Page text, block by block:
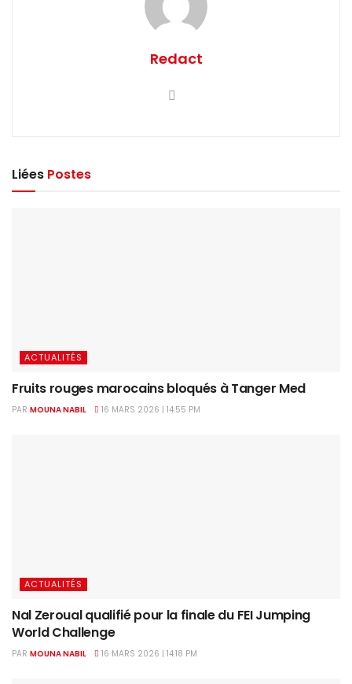
Redact
Liées Postes
ACTUALITÉS
Fruits rouges marocains bloqués à Tanger Med
PAR MOUNA NABIL 16 MARS 2026 | 14:55 PM
ACTUALITÉS
Nal Zeroual qualifié pour la finale du FEI Jumping
World Challenge
PAR MOUNA NABIL 16 MARS 2026 | 14:18 PM